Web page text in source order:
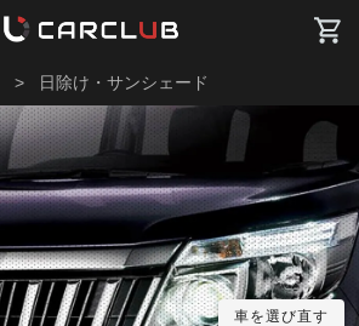
> 日除け・サンシェード
車を選び直す